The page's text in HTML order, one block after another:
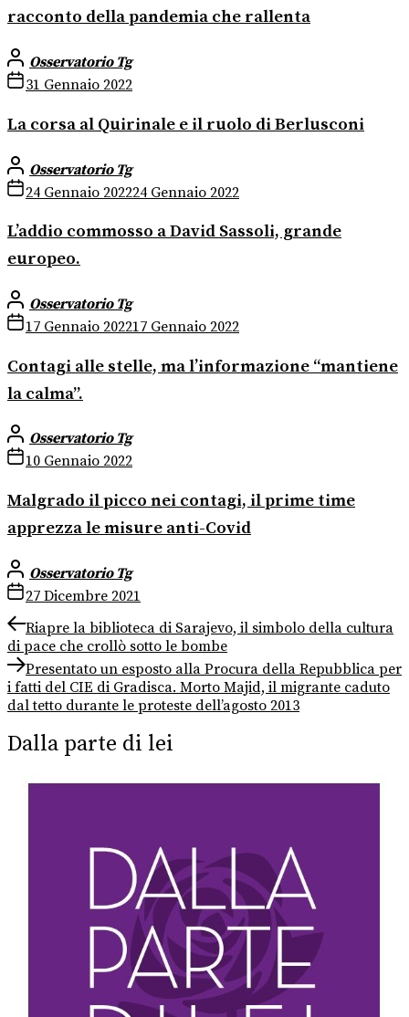
racconto della pandemia che rallenta
Osservatorio Tg
31 Gennaio 2022
La corsa al Quirinale e il ruolo di Berlusconi
Osservatorio Tg
24 Gennaio 202224 Gennaio 2022
L’addio commosso a David Sassoli, grande
europeo.
Osservatorio Tg
17 Gennaio 202217 Gennaio 2022
Contagi alle stelle, ma l’informazione “mantiene
la calma”.
Osservatorio Tg
10 Gennaio 2022
Malgrado il picco nei contagi, il prime time
apprezza le misure anti-Covid
Osservatorio Tg
27 Dicembre 2021
Navigazione
articoli
Previous
post:
Riapre la biblioteca di Sarajevo, il simbolo della cultura
di pace che crollò sotto le bombe
Next
post:
Presentato un esposto alla Procura della Repubblica per
i fatti del CIE di Gradisca. Morto Majid, il migrante caduto
dal tetto durante le proteste dell’agosto 2013
Dalla parte di lei